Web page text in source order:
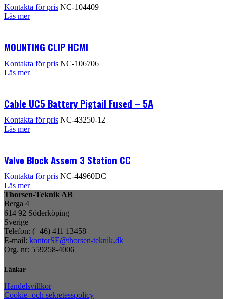
Kontakta för pris NC-104409
Läs mer
MOUNTING CLIP HCMI
Kontakta för pris NC-106706
Läs mer
Cable UC5 Battery Pigtail Fused – 5A
Kontakta för pris NC-43250-12
Läs mer
Valve Block Assem 3 Station CC
Kontakta för pris NC-44960DC
Läs mer
Thorsen-Teknik AB
Berga 4
614 92 Söderköping
Sverige
Telefon: (+46) 411 13458
E-mail: kontorSE@thorsen-teknik.dk
Org. nr: 559258-4006
Länkar
Handelsvillkor
Cookie- och sekretesspolicy